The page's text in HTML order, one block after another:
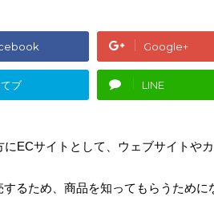
Google+
ブ LINE
ECサイトとして、ウェブサイトや
るため、商品を知ってもらうために